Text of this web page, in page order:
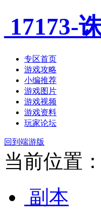
17173-
专区首页
游戏攻略
小编推荐
游戏图片
游戏视频
游戏资料
玩家论坛
回到端游版
当前位置：
副本